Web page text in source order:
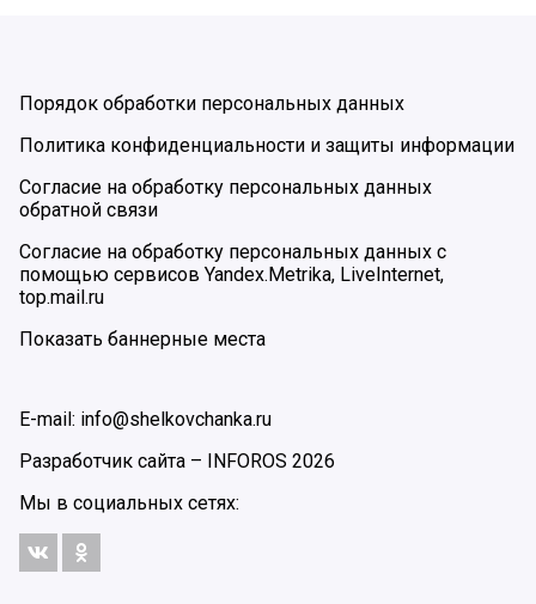
Порядок обработки персональных данных
Политика конфиденциальности и защиты информации
Согласие на обработку персональных данных
обратной связи
Согласие на обработку персональных данных с
помощью сервисов Yandex.Metrika, LiveInternet,
top.mail.ru
Показать баннерные места
E-mail: info@shelkovchanka.ru
Разработчик сайта –
INFOROS 2026
Мы в социальных сетях: